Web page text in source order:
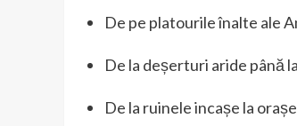
De pe platourile înalte ale
De la deșerturi aride până
De la ruinele incașe la